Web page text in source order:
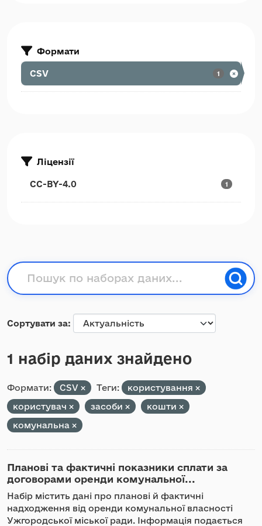
Формати
CSV 1
Ліцензії
CC-BY-4.0 1
Сортувати за
1 набір даних знайдено
Формати: CSV Теги:
користування
користувач
засоби
кошти
комунальна
Планові та фактичні показники сплати за
договорами оренди комунальної...
Набір містить дані про планові й фактичні
надходження від оренди комунальної власності
Ужгородської міської ради. Інформація подається